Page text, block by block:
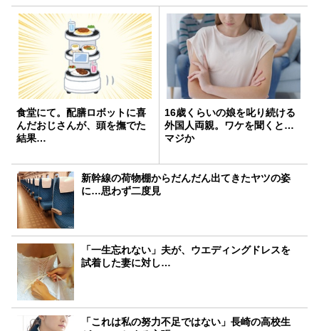
食堂にて。配膳ロボットに喜
んだおじさんが、頭を撫でた
結果…
16歳くらいの娘を叱り続ける
外国人両親。ワケを聞くと…
マジか
新幹線の荷物棚からだんだん出てきたヤツの姿
に…思わず二度見
「一生忘れない」夫が、ウエディングドレスを
試着した妻に対し…
「これは私の努力不足ではない」長崎の高校生